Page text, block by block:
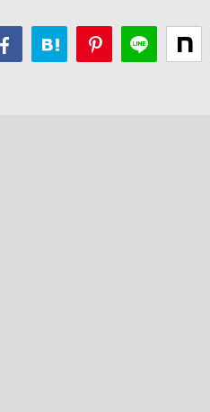
と言います。シモツケという和名が付い
すがキョウガノコの仲間になります。 原